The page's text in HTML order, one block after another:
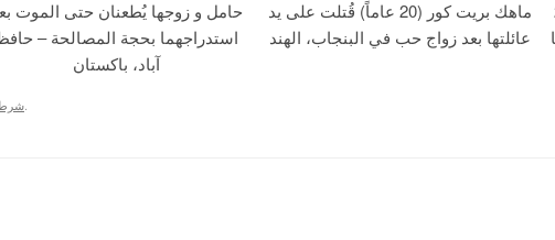
حامل و زوجها يُطعنان حتى الموت
استدراجهما بحجة المصالحة –
آباد، باكستان
ماهك بريت كور (20 عاماً) قُتلت على يد
عائلتها بعد زواج حب في البنجاب، الهند